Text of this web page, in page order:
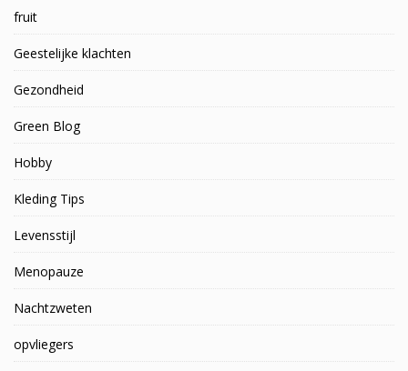
fruit
Geestelijke klachten
Gezondheid
Green Blog
Hobby
Kleding Tips
Levensstijl
Menopauze
Nachtzweten
opvliegers